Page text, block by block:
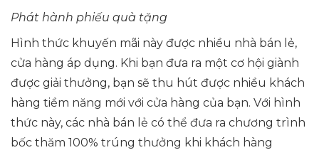
Phát hành phiếu quà tặng
Hình thức khuyến mãi này được nhiều nhà bán lẻ,
cửa hàng áp dụng. Khi bạn đưa ra một cơ hội giành
được giải thưởng, bạn sẽ thu hút được nhiều khách
hàng tiềm năng mới với cửa hàng của bạn. Với hình
thức này, các nhà bán lẻ có thể đưa ra chương trình
bốc thăm 100% trúng thưởng khi khách hàng